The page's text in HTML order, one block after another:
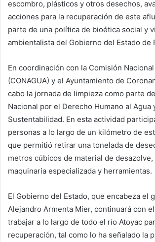
escombro, plásticos y otros desechos,
acciones para la recuperación de este
parte de una política de bioética social y
ambientalista del Gobierno del Estado de
En coordinación con la Comisión
(CONAGUA) y el Ayuntamiento de
cabo la jornada de limpieza como parte
Nacional por el Derecho Humano al Agua
Sustentabilidad. En esta actividad
personas a lo largo de un kilómetro de
que permitió retirar una tonelada de
metros cúbicos de material de
maquinaria especializada y herramientas.
El Gobierno del Estado, que encabeza el
Alejandro Armenta Mier, continuará con
trabajar a lo largo de todo el río Atoyac
recuperación, tal como lo ha señalado la